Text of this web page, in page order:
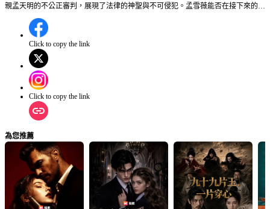
親孟天明的不公正審判，展現了法律的神聖與不可侵犯。孟雪薇能否在接下來的審
判中，徹底揭露高強的陰謀？
Click to copy the link
Click to copy the link
為您推薦